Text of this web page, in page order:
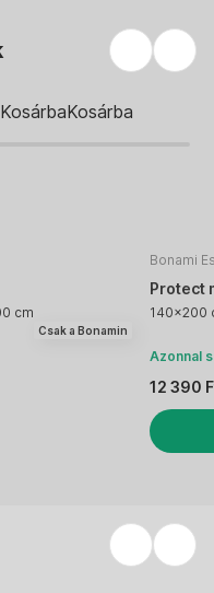
KosárbaKosárba
cm
Csak a Bonamin
Bonami
Protect
140x200
Azonnal
12 390